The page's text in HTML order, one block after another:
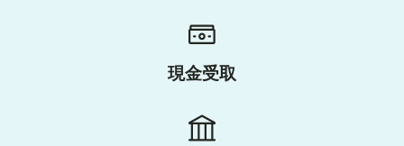
現金受取